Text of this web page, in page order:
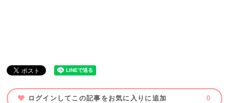
ログインしてこの記事をお気に入りに追加 0